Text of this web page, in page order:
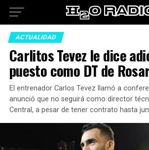
ACTUALIDAD
Carlitos Tevez le dice
puesto como DT de
El entrenador Carlos Tevez llamó a
anunció que no seguirá como director
Central, a pesar de tener contrato hasta